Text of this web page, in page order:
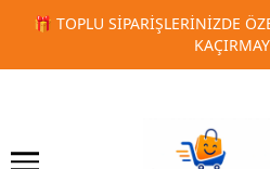
🚀 KURUMSAL
1 2